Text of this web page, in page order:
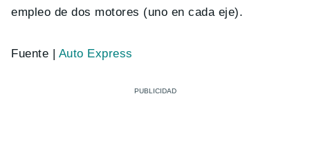
empleo de dos motores (uno en cada eje).
Fuente | Auto Express